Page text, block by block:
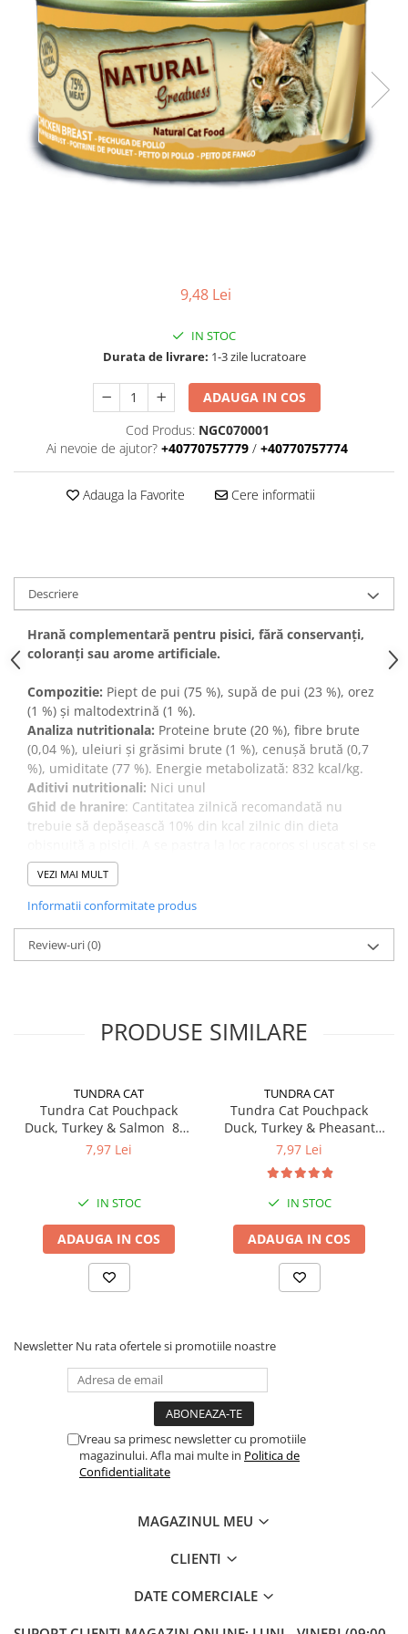
9,48 Lei
IN STOC
Durata de livrare: 1-3 zile lucratoare
ADAUGA IN COS
Cod Produs: NGC070001
Ai nevoie de ajutor? +40770757779 / +40770757774
Adauga la Favorite Cere informatii
Descriere
Hrană complementară pentru pisici, fără conservanți,
coloranți sau arome artificiale.
Compozitie: Piept de pui (75 %), supă de pui (23 %), orez
(1 %) și maltodextrină (1 %).
Analiza nutritionala: Proteine brute (20 %), fibre brute
(0,04 %), uleiuri și grăsimi brute (1 %), cenușă brută (0,7
%), umiditate (77 %). Energie metabolizată: 832 kcal/kg.
Aditivi nutritionali: Nici unul
Ghid de hranire: Cantitatea zilnică recomandată nu
trebuie să depășească 10% din kcal zilnic din dieta
serveste la temperatura camerei. Odata deschis, se
pastreaza la frigider si se consuma in maxim 48 de ore.
Pisica trebuie să aibă întotdeauna apă curată și
VEZI MAI MULT
Informatii conformitate produs
Review-uri(0)
PRODUSE SIMILARE
TUNDRA CAT
Tundra Cat Pouchpack
Duck, Turkey & Salmon 85g
(rata, curcan & somon)
7,97 Lei
IN STOC
ADAUGA IN COS
TUNDRA CAT
Tundra Cat Pouchpack
Duck, Turkey & Pheasant
85g (rata, curcan & fazan)
7,97 Lei
IN STOC
ADAUGA IN COS
Newsletter Nu rata ofertele si promotiile noastre
Vreau sa primesc newsletter cu promotiile
magazinului. Afla mai multe in Politica de
Confidentialitate
MAGAZINUL MEU
CLIENTI
DATE COMERCIALE